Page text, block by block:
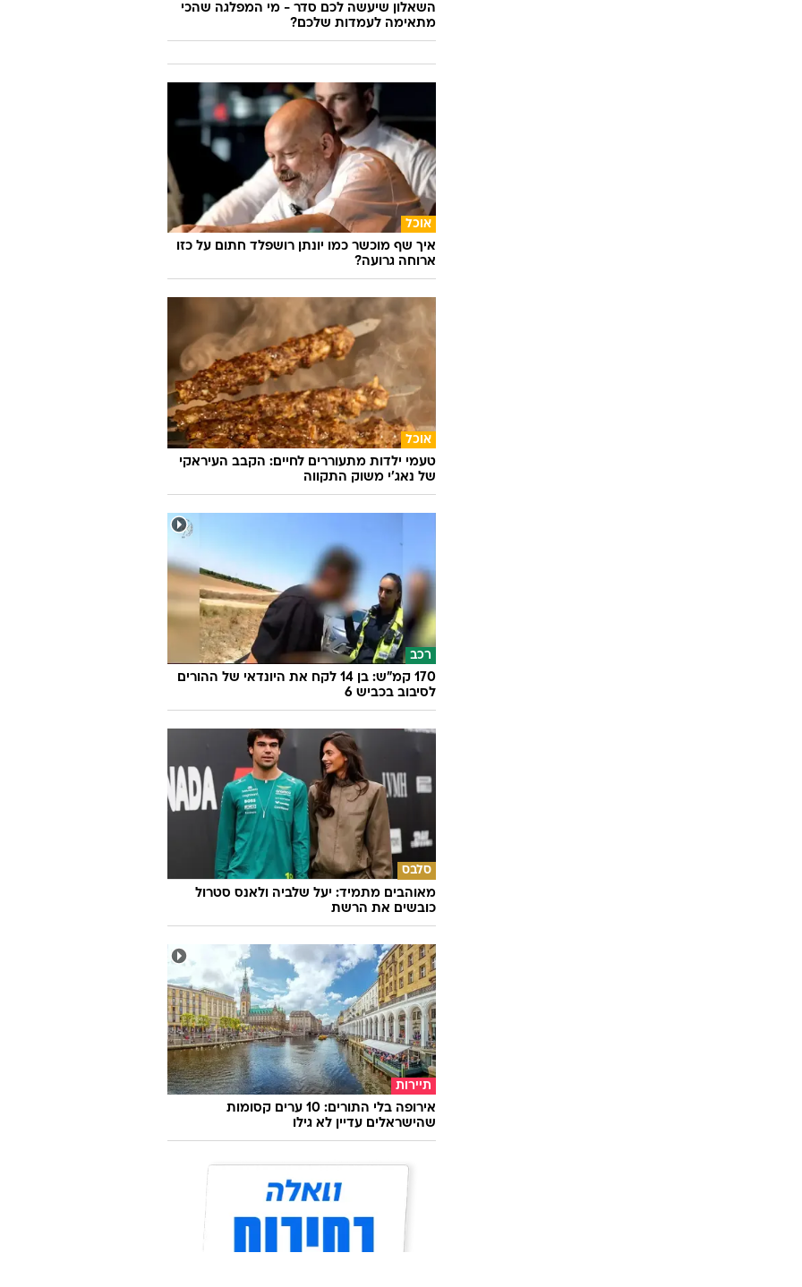
השאלון שיעשה לכם סדר - מי המפלגה שהכי
מתאימה לעמדות שלכם?
אוכל
איך שף מוכשר כמו יונתן רושפלד חתום על כזו
ארוחה גרועה?
אוכל
טעמי ילדות מתעוררים לחיים: הקבב העיראקי
של נאג׳י משוק התקווה
רכב
170 קמ"ש: בן 14 לקח את היונדאי של ההורים
לסיבוב בכביש 6
סלבס
מאוהבים מתמיד: יעל שלביה ולאנס סטרול
כובשים את הרשת
תיירות
אירופה בלי התורים: 10 ערים קסומות
שהישראלים עדיין לא גילו